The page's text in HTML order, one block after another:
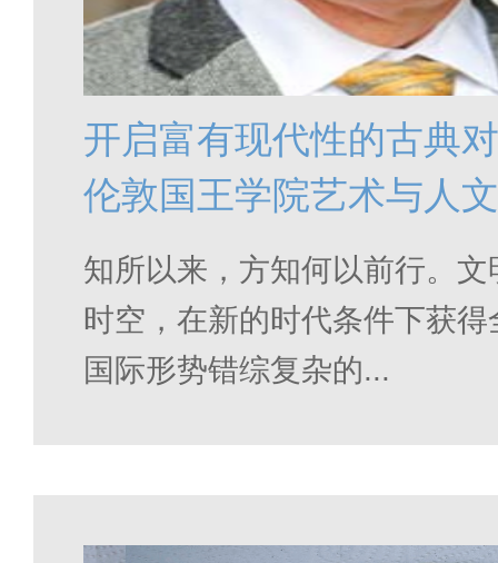
开启富有现代性的古典
伦敦国王学院艺术与人
教授休·鲍登
知所以来，方知何以前行。
时空，在新的时代条件下获
国际形势错综复杂的...